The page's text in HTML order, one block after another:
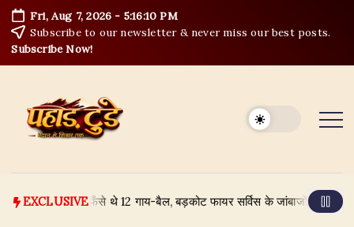
Skip
to
content
Fri, Aug 7, 2026 - 5:16:11 PM
Subscribe to our newsletter & never miss our best posts.
Subscribe Now!
EXCLUSIVE
उफान में फँसे थे 12 गाय-बैल, बड़कोट फायर सर्विस के जांबाजों ने ऐसे बचाया